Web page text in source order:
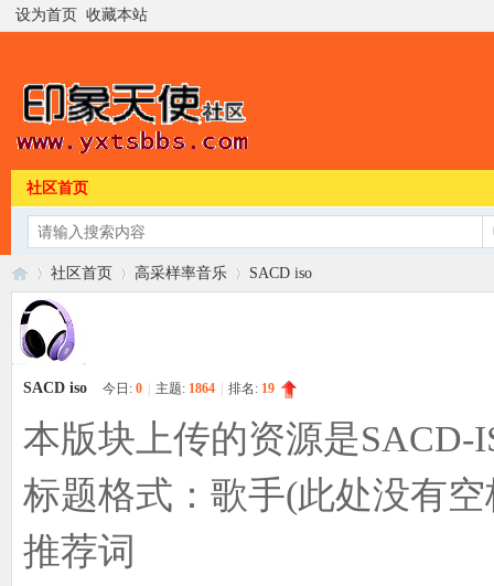
设为首页 收藏本站
社区首页
印
社区首页 高采样率音乐 SACD iso
SACD iso 今日: 0 主题: 1864 排名: 19
本版块上传的资源是SACD-
标题格式：歌手(此处没有
推荐词